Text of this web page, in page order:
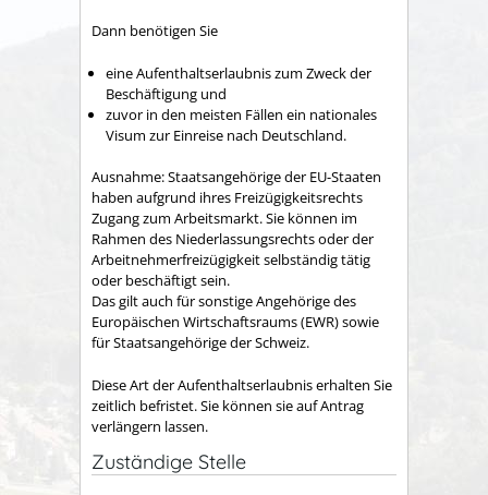
Dann benötigen Sie
eine Aufenthaltserlaubnis zum Zweck der
Beschäftigung und
zuvor in den meisten Fällen ein nationales
Visum zur Einreise nach Deutschland.
Ausnahme:Staatsangehörige der EU-Staaten
haben aufgrund ihres Freizügigkeitsrechts
Zugang zum Arbeitsmarkt. Sie können im
Rahmen des Niederlassungsrechts oder der
Arbeitnehmerfreizügigkeit selbständig tätig
oder beschäftigt sein.
Das gilt auch für sonstige Angehörige des
Europäischen Wirtschaftsraums (EWR) sowie
für Staatsangehörige der Schweiz.
Diese Art der Aufenthaltserlaubnis erhalten Sie
zeitlich befristet. Sie können sie auf Antrag
verlängern lassen.
Zuständige Stelle